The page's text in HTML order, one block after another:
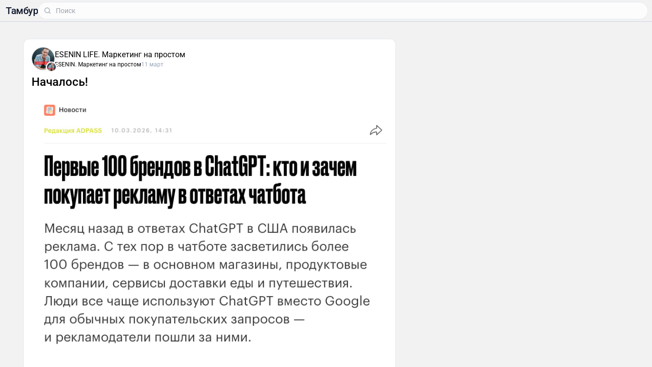
Тамбур
ESENIN LIFE. Маркетинг на простом
ESENIN. Маркетинг на простом11 март
Началось!